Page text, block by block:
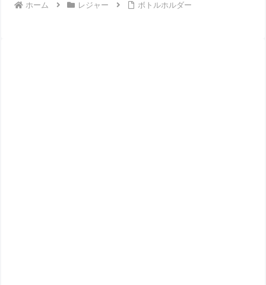
ホーム レジャー ボトルホルダー